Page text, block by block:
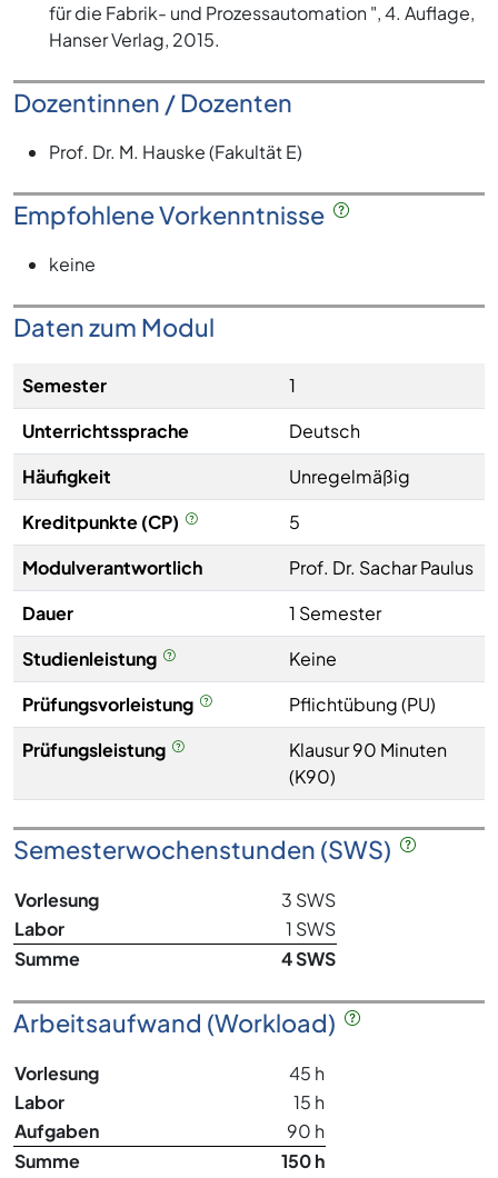
für die Fabrik- und Prozessautomation ", 4. Auflage,
Hanser Verlag, 2015.
Dozentinnen / Dozenten
Prof. Dr. M. Hauske (Fakultät E)
Empfohlene Vorkenntnisse
keine
Daten zum Modul
Semester
1
Unterrichtssprache
Deutsch
Häufigkeit
Unregelmäßig
Kreditpunkte (CP)
5
Modulverantwortlich
Prof. Dr. Sachar Paulus
Dauer
1 Semester
Studienleistung
Keine
Prüfungsvorleistung
Pflichtübung (PU)
Prüfungsleistung
Klausur 90 Minuten
(K90)
Semesterwochenstunden (SWS)
Vorlesung
3 SWS
Labor
1 SWS
Summe
4 SWS
Arbeitsaufwand (Workload)
Vorlesung
45 h
Labor
15 h
Aufgaben
90 h
Summe
150 h